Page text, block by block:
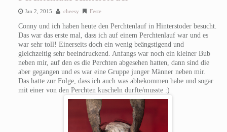
Jan 2, 2015 cheesy Feste
Conny und ich haben heute den Perchtenlauf in Hinterstoder besucht.
Das war das erste mal, dass ich auf einem Perchtenlauf war und es
war sehr toll! Einerseits doch ein wenig beängstigend und
gleichzeitig sehr beeindruckend. Anfangs war noch ein kleiner Bub
neben mir, auf den es die Perchten abgesehen hatten, dann sind die
aber gegangen und es war eine Gruppe junger Männer neben mir.
Das hatte zur Folge, dass ich auch was abbekommen habe und sogar
mit einer von den Perchten kuscheln durfte/musste :)